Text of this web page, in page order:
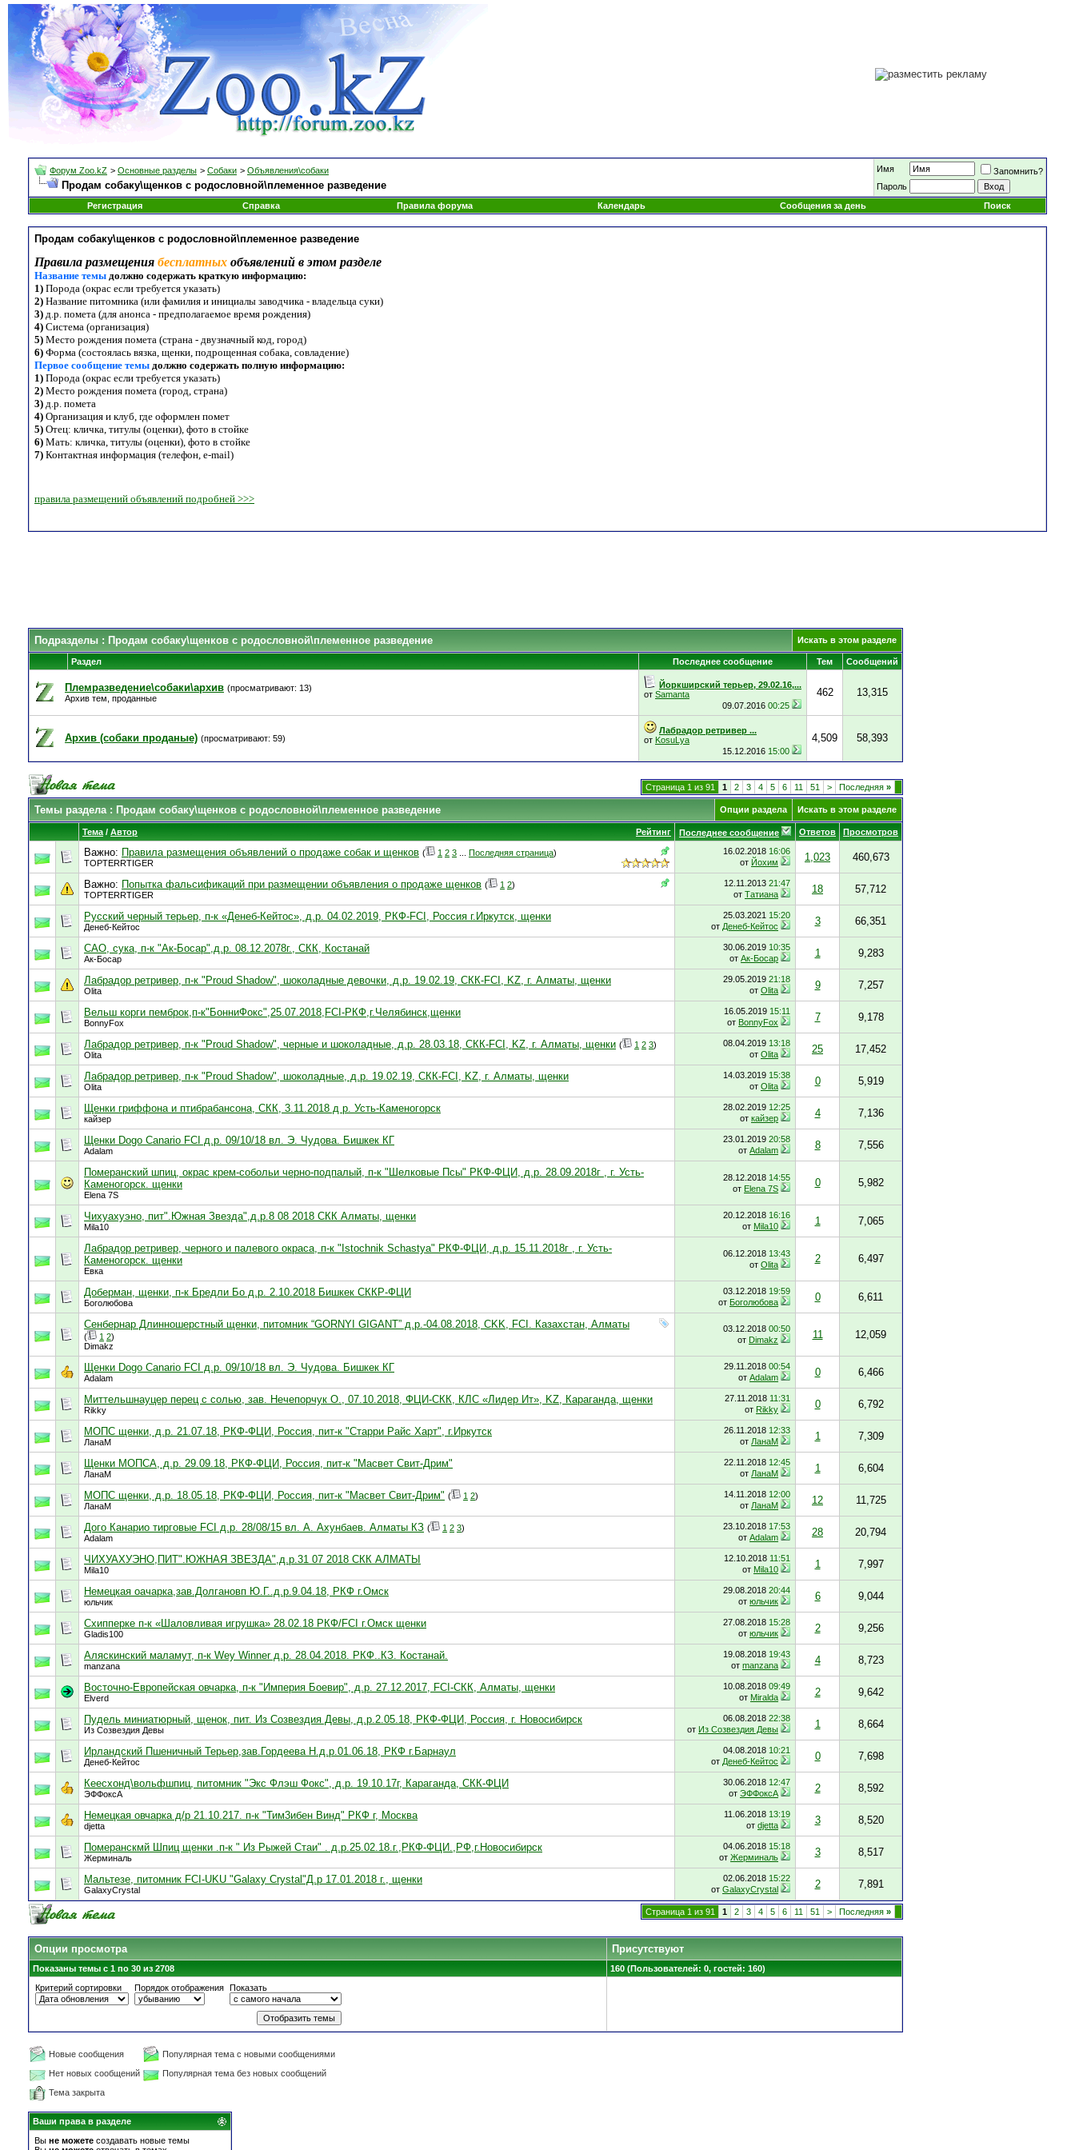
Форум Zoo.kZ > Основные разделы > Собаки > Объявления\собаки
Продам собаку\щенков с родословной\племенное разведение
Имя
Запомнить?
Пароль
Регистрация
Справка Правила форума Календарь Сообщения за день Поиск
Продам собаку\щенков с родословной\племенное разведение
Правила размещения бесплатных объявлений в этом разделе
Название темы должно содержать краткую информацию:
1) Порода (окрас если требуется указать)
2) Название питомника (или фамилия и инициалы заводчика - владельца суки)
3) д.р. помета (для анонса - предполагаемое время рождения)
4) Система (организация)
5) Место рождения помета (страна - двузначный код, город)
6) Форма (состоялась вязка, щенки, подрощенная собака, совладение)
Первое сообщение темы должно содержать полную информацию:
1) Порода (окрас если требуется указать)
2) Место рождения помета (город, страна)
3) д.р. помета
4) Организация и клуб, где оформлен помет
5) Отец: кличка, титулы (оценки), фото в стойке
6) Мать: кличка, титулы (оценки), фото в стойке
7) Контактная информация (телефон, e-mail)
правила размещений объявлений подробней >>>
Подразделы : Продам собаку\щенков с родословной\племенное разведение Искать в этом разделе
Раздел Последнее сообщение Тем Сообщений
Племразведение\собаки\архив (просматривают: 13)
Архив тем, проданные
Йоркширский терьер, 29.02.16,...
от Samanta
09.07.2016 00:25
462 13,315
Архив (собаки проданые) (просматривают: 59)
Лабрадор ретривер ...
от KosuLya
15.12.2016 15:00
4,509 58,393
Страница 1 из 91 1 2 3 4 5 6 11 51 > Последняя »
Темы раздела: Продам собаку\щенков с родословной\племенное разведение Опции раздела Искать в этом разделе
Рейтинг
Тема / Автор Последнее сообщение Ответов Просмотров
Важно: Правила размещения объявлений о продаже собак и щенков ( 1 2 3 Последняя страница)
TOPTERRTIGER
16.02.2018 16:06
от Йохим 1,023 460,673
Важно: Попытка фальсификаций при размещении объявления о продаже щенков ( 1 2)
TOPTERRTIGER
12.11.2013 21:47
от Татиана 18 57,712
Русский черный терьер, п-к «Денеб-Кейтос», д.р. 04.02.2019, РКФ-FCI, Россия г.Иркутск, щенки
Денеб-Кейтос
25.03.2021 15:20
от Денеб-Кейтос 3 66,351
САО, сука, п-к "Ак-Босар",д.р. 08.12.2078г., СКК, Костанай
Ак-Босар
30.06.2019 10:35
от Ак-Босар 1 9,283
Лабрадор ретривер, п-к "Proud Shadow", шоколадные девочки, д.р. 19.02.19, СКК-FCI, KZ, г. Алматы, щенки
Olita
29.05.2019 21:18
от Olita 9 7,257
Вельш корги пемброк,п-к"БонниФокс",25.07.2018,FCI-РКФ,г.Челябинск,щенки
BonnyFox
16.05.2019 15:11
от BonnyFox 7 9,178
Лабрадор ретривер, п-к "Proud Shadow", черные и шоколадные, д.р. 28.03.18, СКК-FCI, KZ, г. Алматы, щенки ( 1 2 3)
Olita
08.04.2019 13:18
от Olita 25 17,452
Лабрадор ретривер, п-к "Proud Shadow", шоколадные, д.р. 19.02.19, СКК-FCI, KZ, г. Алматы, щенки
Olita
14.03.2019 15:38
от Olita 0 5,919
Щенки гриффона и птибрабансона, СКК, 3.11.2018 д р. Усть-Каменогорск
кайзер
28.02.2019 12:25
от кайзер 4 7,136
Щенки Dogo Canario FCI д.р. 09/10/18 вл. Э. Чудова. Бишкек КГ
Adalam
23.01.2019 20:58
от Adalam 8 7,556
Померанский шпиц, окрас крем-собольи черно-подпалый, п-к "Шелковые Псы" РКФ-ФЦИ, д.р. 28.09.2018г , г. Усть-
Каменогорск. щенки
Elena 7S
28.12.2018 14:55
от Elena 7S 0 5,982
Чихуахуэно, пит".Южная Звезда",д.р.8 08 2018 СКК Алматы, щенки
Mila10
20.12.2018 16:16
от Mila10 1 7,065
Лабрадор ретривер, черного и палевого окраса, п-к "Istochnik Schastya" РКФ-ФЦИ, д.р. 15.11.2018г , г. Усть-
Каменогорск. щенки
Евка
06.12.2018 13:43
от Olita 2 6,497
Доберман, щенки, п-к Бредли Бо д.р. 2.10.2018 Бишкек СККР-ФЦИ
Боголюбова
03.12.2018 19:59
от Боголюбова 0 6,611
Сенбернар Длинношерстный щенки, питомник “GORNYI GIGANT” д.р.-04.08.2018, CKK, FCI. Казахстан, Алматы
( 1 2)
Dimakz
03.12.2018 00:50
от Dimakz 11 12,059
Щенки Dogo Canario FCI д.р. 09/10/18 вл. Э. Чудова. Бишкек КГ
Adalam
29.11.2018 00:54
от Adalam 0 6,466
Миттельшнауцер перец с солью, зав. Нечепорчук О., 07.10.2018, ФЦИ-CКК, КЛС «Лидер Ит», KZ, Караганда, щенки
Rikky
27.11.2018 11:31
от Rikky 0 6,792
МОПС щенки, д.р. 21.07.18, РКФ-ФЦИ, Россия, пит-к "Старри Райс Харт", г.Иркутск
ЛанаМ
26.11.2018 12:33
от ЛанаМ 1 7,309
Щенки МОПСА, д.р. 29.09.18, РКФ-ФЦИ, Россия, пит-к "Масвет Свит-Дрим"
ЛанаМ
22.11.2018 12:45
от ЛанаМ 1 6,604
МОПС щенки, д.р. 18.05.18, РКФ-ФЦИ, Россия, пит-к "Масвет Свит-Дрим" ( 1 2)
ЛанаМ
14.11.2018 12:00
от ЛанаМ 12 11,725
Дого Канарио тирговые FCI д.р. 28/08/15 вл. А. Ахунбаев. Алматы КЗ ( 1 2 3)
Adalam
23.10.2018 17:53
от Adalam 28 20,794
ЧИХУАХУЭНО,ПИТ".ЮЖНАЯ ЗВЕЗДА",д.р.31 07 2018 СКК АЛМАТЫ
Mila10
12.10.2018 11:51
от Mila10 1 7,997
Немецкая оачарка,зав.Долгановп Ю.Г..д.р.9.04.18, РКФ г.Омск
юльчик
29.08.2018 20:44
от юльчик 6 9,044
Схипперке п-к «Шаловливая игрушка» 28.02.18 РКФ/FCI г.Омск щенки
Gladis100
27.08.2018 15:28
от юльчик 2 9,256
Аляскинский маламут, п-к Wey Winner д.р. 28.04.2018. РКФ..КЗ. Костанай.
manzana
19.08.2018 19:43
от manzana 4 8,723
Восточно-Европейская овчарка, п-к "Империя Боевир", д.р. 27.12.2017, FCI-СКК, Алматы, щенки
Elverd
10.08.2018 09:49
от Miralda 2 9,642
Пудель миниатюрный, щенок, пит. Из Созвездия Девы, д.р.2.05.18, РКФ-ФЦИ, Россия, г. Новосибирск
Из Созвездия Девы
06.08.2018 22:38
от Из Созвездия Девы 1 8,664
Ирландский Пшеничный Терьер,зав.Гордеева Н.д.р.01.06.18, РКФ г.Барнаул
Денеб-Кейтос
04.08.2018 10:21
от Денеб-Кейтос 0 7,698
Кеесхонд\вольфшпиц, питомник "Экс Флэш Фокс", д.р. 19.10.17г, Караганда, СКК-ФЦИ
ЭФФоксА
30.06.2018 12:47
от ЭФФоксА 2 8,592
Немецкая овчарка д/р 21.10.217. п-к "Тим3ибен Винд" РКФ г, Москва
djetta
11.06.2018 13:19
от djetta 3 8,520
Померанскмй Шпиц щенки .п-к " Из Рыжей Стаи" . д.р.25.02.18.г.,РКФ-ФЦИ.,РФ,г.Новосибирск
Жерминаль
04.06.2018 15:18
от Жерминаль 3 8,517
Мальтезе, питомник FCI-UKU "Galaxy Crystal"Д.р 17.01.2018 г., щенки
GalaxyCrystal
02.06.2018 15:22
от GalaxyCrystal 2 7,891
Страница 1 из 91 1 2 3 4 5 6 11 51 > Последняя »
Опции просмотра Присутствуют
Показаны темы с 1 по 30 из 2708
160 (Пользователей: 0, гостей: 160)
Критерий сортировки
Порядок отображения Показать
Новые сообщения
Популярная тема с новыми сообщениями
Нет новых сообщений
Популярная тема без новых сообщений
Тема закрыта
Ваши права в разделе
Вы не можете создавать новые темы